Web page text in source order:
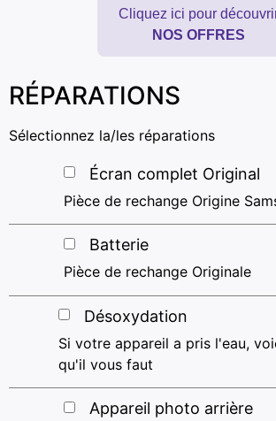
Cliquez ici pour
NOS OFFRES
RÉPARATIONS
Sélectionnez la/les réparations
Écran complet Original
Pièce de rechange Origine
Batterie
Pièce de rechange Originale
Désoxydation
Si votre appareil a pris l'eau,
qu'il vous faut
Appareil photo arrière